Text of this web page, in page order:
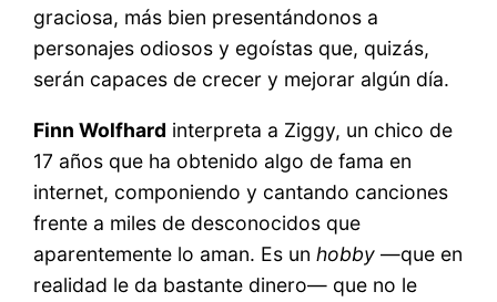
graciosa, más bien presentándonos a
personajes odiosos y egoístas que, quizás,
serán capaces de crecer y mejorar algún día.
Finn Wolfhard interpreta a Ziggy, un chico de
17 años que ha obtenido algo de fama en
internet, componiendo y cantando canciones
frente a miles de desconocidos que
aparentemente lo aman. Es unhobby—que en
realidad le da bastante dinero— que no le